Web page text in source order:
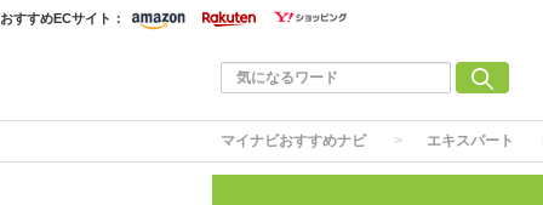
おすすめECサイト：
マイナビおすすめナビ エキスパート